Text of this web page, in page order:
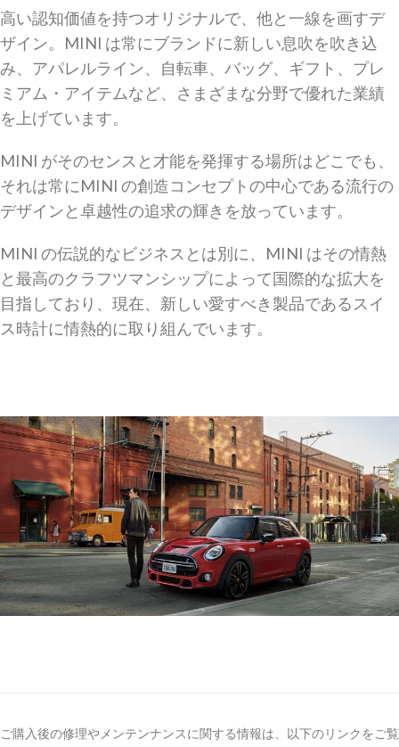
高い認知価値を持つオリジナルで、他と一線を画すデ
ザイン。MINI は常にブランドに新しい息吹を吹き込
み、アパレルライン、自転車、バッグ、ギフト、プレ
ミアム・アイテムなど、さまざまな分野で優れた業績
を上げています。
MINI がそのセンスと才能を発揮する場所はどこでも、
それは常にMINI の創造コンセプトの中心である流行の
デザインと卓越性の追求の輝きを放っています。
MINI の伝説的なビジネスとは別に、MINI はその情熱
と最高のクラフツマンシップによって国際的な拡大を
目指しており、現在、新しい愛すべき製品であるスイ
ス時計に情熱的に取り組んでいます。
ご購入後の修理やメンテンナンスに関する情報は、以下のリンクをご覧